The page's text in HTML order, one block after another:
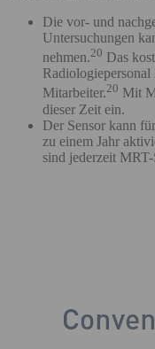
Die vor- und
Untersuchungen
nehmen.20 Das
Mitarbeiter.20 Mit
dieser Zeit ein.
Der Sensor kann
zu einem Jahr
sind jederzeit